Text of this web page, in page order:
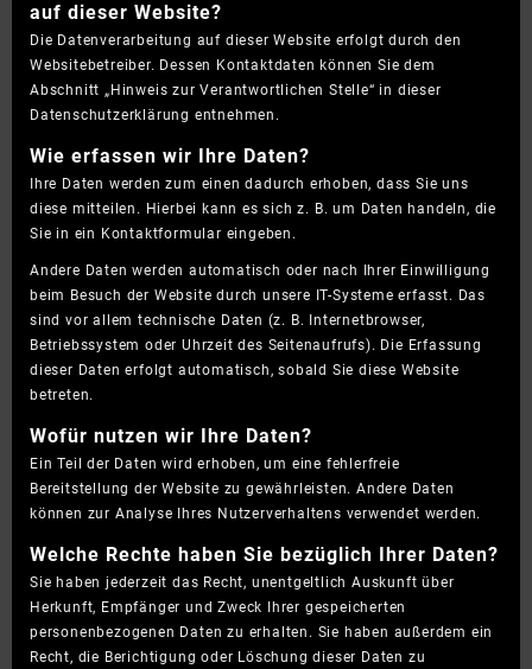
auf dieser Website?
Die Datenverarbeitung auf dieser Website erfolgt durch den
Websitebetreiber. Dessen Kontaktdaten können Sie dem
Abschnitt „Hinweis zur Verantwortlichen Stelle“ in dieser
Datenschutzerklärung entnehmen.
Wie erfassen wir Ihre Daten?
Ihre Daten werden zum einen dadurch erhoben, dass Sie uns
diese mitteilen. Hierbei kann es sich z. B. um Daten handeln, die
Sie in ein Kontaktformular eingeben.
Andere Daten werden automatisch oder nach Ihrer Einwilligung
beim Besuch der Website durch unsere IT-Systeme erfasst. Das
sind vor allem technische Daten (z. B. Internetbrowser,
Betriebssystem oder Uhrzeit des Seitenaufrufs). Die Erfassung
dieser Daten erfolgt automatisch, sobald Sie diese Website
betreten.
Wofür nutzen wir Ihre Daten?
Ein Teil der Daten wird erhoben, um eine fehlerfreie
Bereitstellung der Website zu gewährleisten. Andere Daten
können zur Analyse Ihres Nutzerverhaltens verwendet werden.
Welche Rechte haben Sie bezüglich Ihrer Daten?
Sie haben jederzeit das Recht, unentgeltlich Auskunft über
Herkunft, Empfänger und Zweck Ihrer gespeicherten
personenbezogenen Daten zu erhalten. Sie haben außerdem ein
Recht, die Berichtigung oder Löschung dieser Daten zu